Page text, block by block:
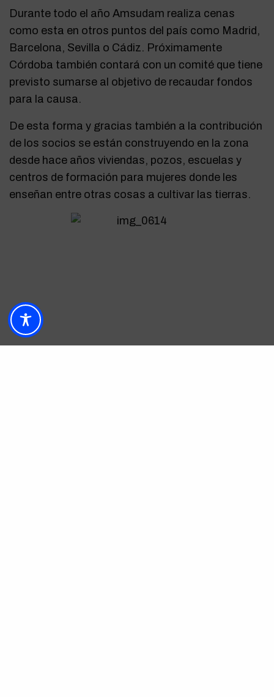
Durante todo el año Amsudam realiza cenas
como esta en otros puntos del país como Madrid,
Barcelona, Sevilla o Cádiz. Próximamente
Córdoba también contará con un comité que tiene
previsto sumarse al objetivo de recaudar fondos
para la causa.
De esta forma y gracias también a la contribución
de los socios se están construyendo en la zona
desde hace años viviendas, pozos, escuelas y
centros de formación para mujeres donde les
enseñan entre otras cosas a cultivar las tierras.